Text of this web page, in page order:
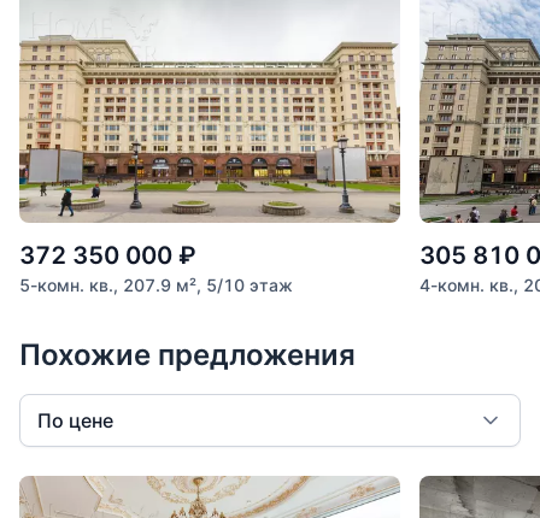
372 350 000 ₽
5-комн. кв., 207.9 м², 5/10 этаж
305 810
4-комн. кв.,
Похожие предложения
По цене